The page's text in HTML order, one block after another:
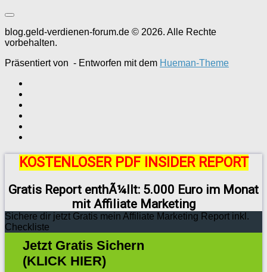
blog.geld-verdienen-forum.de © 2026. Alle Rechte
vorbehalten.
Präsentiert von - Entworfen mit dem Hueman-Theme
KOSTENLOSER PDF INSIDER REPORT
Gratis Report enthÃ¼llt: 5.000 Euro im Monat
mit Affiliate Marketing
Sichere dir jetzt Gratis mein Affiliate Marketing Report inkl.
Checkliste
Jetzt Gratis Sichern
(KLICK HIER)